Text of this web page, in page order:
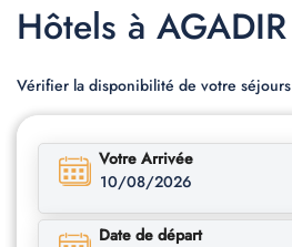
Hôtels à AGADIR
Vérifier la disponibilité de votre séjours
Votre Arrivée
10/08/2026
Date de départ